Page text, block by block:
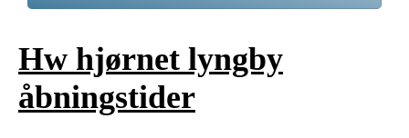
Hw hjørnet lyngby
åbningstider